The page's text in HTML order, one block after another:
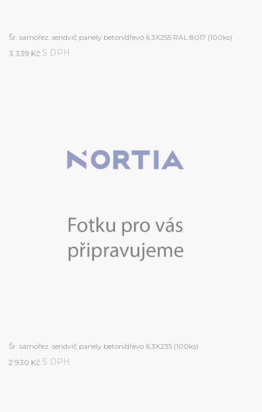
Šr. samořez. sendvič panely beton/dřevo 6,3X255 RAL 8017 (100ks)
3 339 Kč S DPH
Šr. samořez. sendvič panely beton/dřevo 6,3X235 (100ks)
2 930 Kč S DPH